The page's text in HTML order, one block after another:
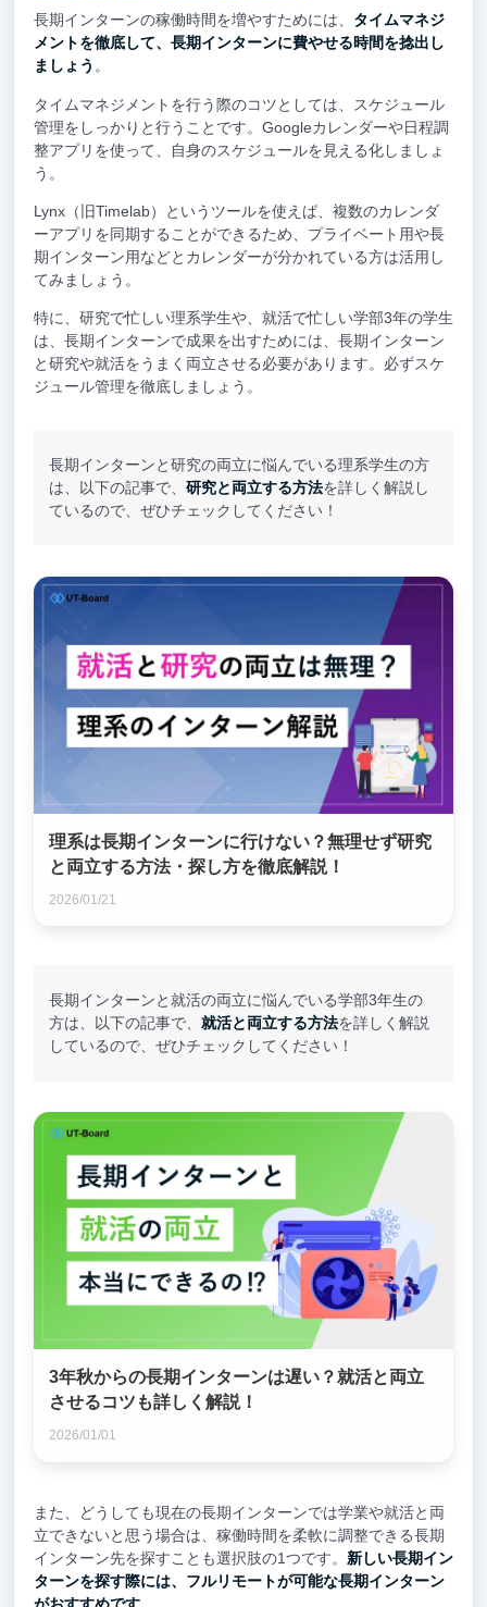
長期インターンの稼働時間を増やすためには、 タイムマネジ
メントを徹底して、長期インターンに費やせる時間を捻出し
ましょう 。
タイムマネジメントを行う際のコツとしては、スケジュール
管理をしっかりと行うことです。Googleカレンダーや日程調
整アプリを使って、自身のスケジュールを見える化しましょ
う。
Lynx（旧Timelab）というツールを使えば、複数のカレンダ
ーアプリを同期することができるため、プライベート用や長
期インターン用などとカレンダーが分かれている方は活用し
てみましょう。
特に、研究で忙しい理系学生や、就活で忙しい学部3年の学生
は、長期インターンで成果を出すためには、長期インターン
と研究や就活をうまく両立させる必要があります。必ずスケ
ジュール管理を徹底しましょう。
長期インターンと研究の両立に悩んでいる理系学生の方
は、以下の記事で、研究と両立する方法を詳しく解説し
ているので、ぜひチェックしてください！
理系は長期インターンに行けない？無理せず研究
と両立する方法・探し方を徹底解説！
2026/01/21
長期インターンと就活の両立に悩んでいる学部3年生の
方は、以下の記事で、就活と両立する方法を詳しく解説
しているので、ぜひチェックしてください！
3年秋からの長期インターンは遅い？就活と両立
させるコツも詳しく解説！
2026/01/01
また、どうしても現在の長期インターンでは学業や就活と両
立できないと思う場合は、稼働時間を柔軟に調整できる長期
インターン先を探すことも選択肢の1つです。 新しい長期イン
ターンを探す際には、フルリモートが可能な長期インターン
がおすすめです。